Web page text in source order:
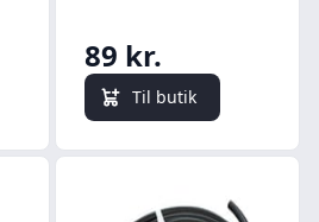
89 kr.
Til butik